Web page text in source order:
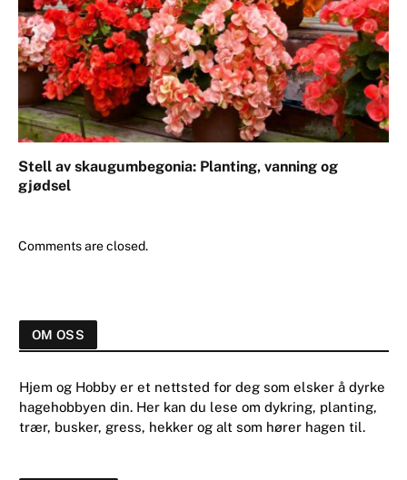
Stell av skaugumbegonia: Planting, vanning og
gjødsel
Comments are closed.
OM OSS
Hjem og Hobby er et nettsted for deg som elsker å dyrke
hagehobbyen din. Her kan du lese om dykring, planting,
trær, busker, gress, hekker og alt som hører hagen til.